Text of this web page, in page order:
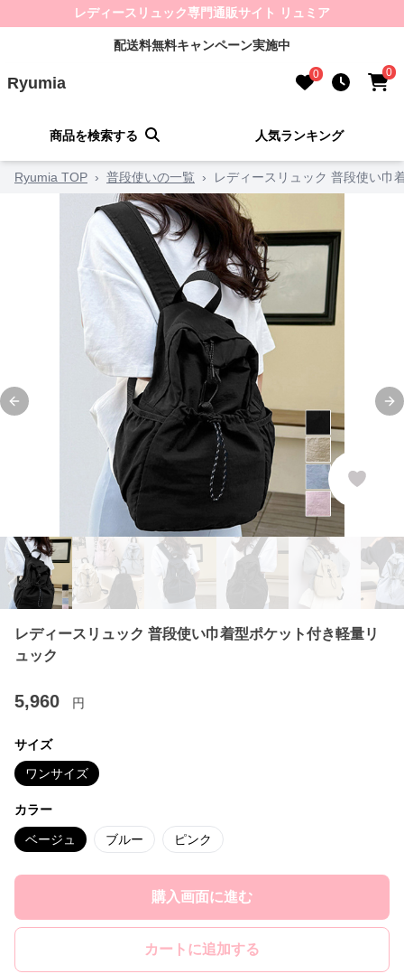
レディースリュック専門通販サイト リュミア
配送料無料キャンペーン実施中
Ryumia 0 0
商品を検索する 人気ランキング
Ryumia TOP › 普段使いの一覧 › レディースリュック 普段使い巾
Previous slide
レディースリュック 普段使い巾着型ポケット付き軽量リ
ュック
5,960 円
サイズ
ワンサイズ
カラー
ベージュ ブルー ピンク
購入画面に進む
カートに追加する